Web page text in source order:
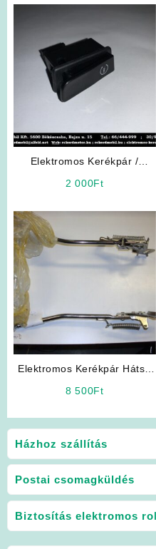
Házhoz szállítás
Postai csomagküldés
Biztosítás elektromos
Elektromos Kerékpár /
2 000Ft
Elektromos Kerékpár Hátsó
8 500Ft